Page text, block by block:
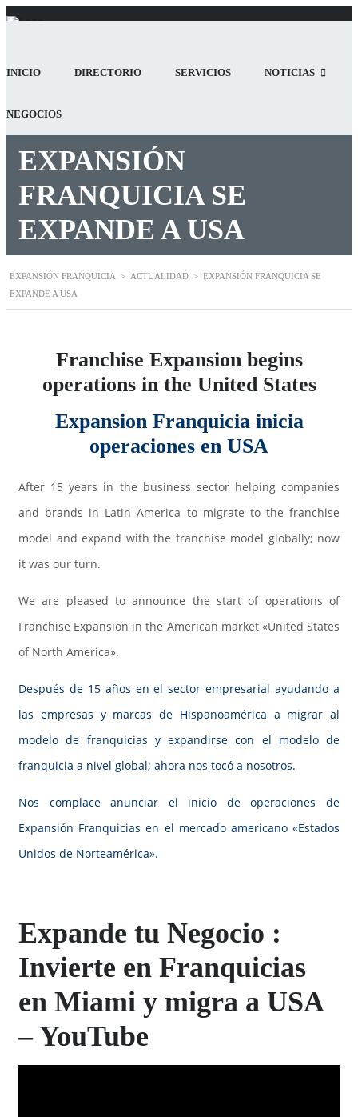
INICIO DIRECTORIO SERVICIOS NOTICIAS
NEGOCIOS
EXPANSIÓN
FRANQUICIA SE
EXPANDE A USA
EXPANSIÓN FRANQUICIA > ACTUALIDAD > EXPANSIÓN FRANQUICIA SE
EXPANDE A USA
Franchise Expansion begins
operations in the United States
Expansion Franquicia inicia
operaciones en USA
After 15 years in the business sector helping companies
and brands in Latin America to migrate to the franchise
model and expand with the franchise model globally; now
it was our turn.
We are pleased to announce the start of operations of
Franchise Expansion in the American market «United States
of North America».
Después de 15 años en el sector empresarial ayudando a
las empresas y marcas de Hispanoamérica a migrar al
modelo de franquicias y expandirse con el modelo de
franquicia a nivel global; ahora nos tocó a nosotros.
Nos complace anunciar el inicio de operaciones de
Expansión Franquicias en el mercado americano «Estados
Unidos de Norteamérica».
Expande tu Negocio :
Invierte en Franquicias
en Miami y migra a USA
– YouTube